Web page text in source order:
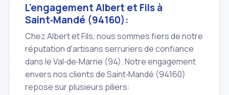
L'engagement Albert et Fils à
Saint‑Mandé (94160):
Chez Albert et Fils, nous sommes fiers de notre
réputation d'artisans serruriers de confiance
dans le Val‑de‑Marne (94). Notre engagement
envers nos clients de Saint‑Mandé (94160)
repose sur plusieurs piliers: